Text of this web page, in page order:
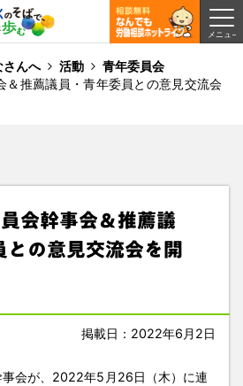
さんへ 活動
青年委員会
＆推薦議員・青年委員との意見交流会
会幹事会＆推薦議
との意見交流会を開
掲載日：2022年6月2日
会が、2022年5月26日（木）に連